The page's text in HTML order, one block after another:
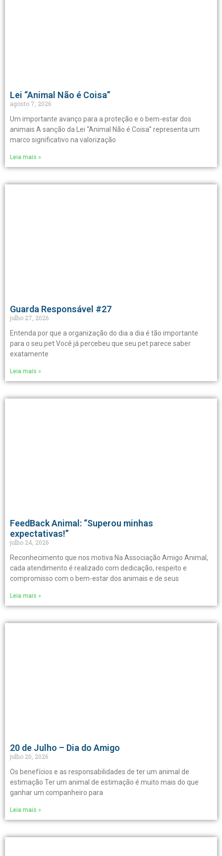
Lei “Animal Não é Coisa”
agosto 7, 2026
Um importante avanço para a proteção e o bem-estar dos
animais A sanção da Lei “Animal Não é Coisa” representa um
marco significativo na valorização
Leia mais »
Guarda Responsável #27
julho 27, 2026
Entenda por que a organização do dia a dia é tão importante
para o seu pet Você já percebeu que seu pet parece saber
exatamente
Leia mais »
FeedBack Animal: “Superou minhas
expectativas!”
julho 24, 2026
Reconhecimento que nos motiva Na Associação Amigo Animal,
cada atendimento é realizado com dedicação, respeito e
compromisso com o bem-estar dos animais e de seus
Leia mais »
20 de Julho – Dia do Amigo
julho 20, 2026
Os benefícios e as responsabilidades de ter um animal de
estimação Ter um animal de estimação é muito mais do que
ganhar um companheiro para
Leia mais »